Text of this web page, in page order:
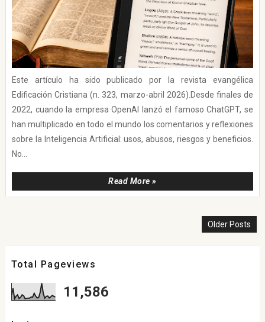
Este artículo ha sido publicado por la revista evangélica
Edificación Cristiana (n. 323, marzo-abril 2026).Desde finales de
2022, cuando la empresa OpenAI lanzó el famoso ChatGPT, se
han multiplicado en todo el mundo los comentarios y reflexiones
sobre la Inteligencia Artificial: usos, abusos, riesgos y beneficios.
No...
Read More »
Older Posts
Total Pageviews
11,586